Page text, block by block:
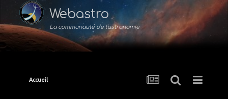
Webastro
La communauté de l'astronomie
Accueil